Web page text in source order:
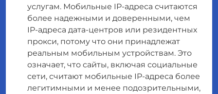
услугам. Мобильные IP-адреса считаются
более надежными и доверенными, чем
IP-адреса дата-центров или резидентных
прокси, потому что они принадлежат
реальным мобильным устройствам. Это
означает, что сайты, включая социальные
сети, считают мобильные IP-адреса более
легитимными и менее подозрительными,